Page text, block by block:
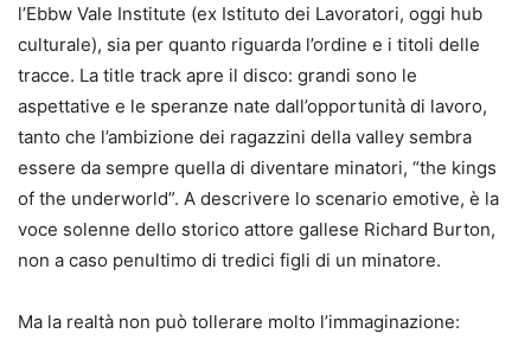
l’Ebbw Vale Institute (ex Istituto dei Lavoratori, oggi hub
culturale), sia per quanto riguarda l’ordine e i titoli delle
tracce. La title track apre il disco: grandi sono le
aspettative e le speranze nate dall’opportunità di lavoro,
tanto che l’ambizione dei ragazzini della valley sembra
essere da sempre quella di diventare minatori, “the kings
of the underworld”. A descrivere lo scenario emotive, è la
voce solenne dello storico attore gallese Richard Burton,
non a caso penultimo di tredici figli di un minatore.
Ma la realtà non può tollerare molto l’immaginazione: